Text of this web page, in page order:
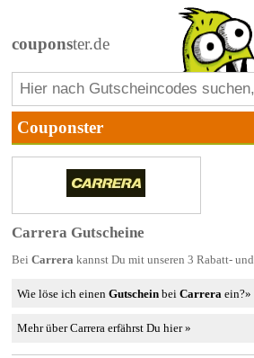
couponster.de
Carrera Gutscheine
Bei Carrera kannst Du mit unseren 3 Rabatt- und
Wie löse ich einenGutschein beiCarrera ein?»
Mehr über Carrera erfährst Du hier »